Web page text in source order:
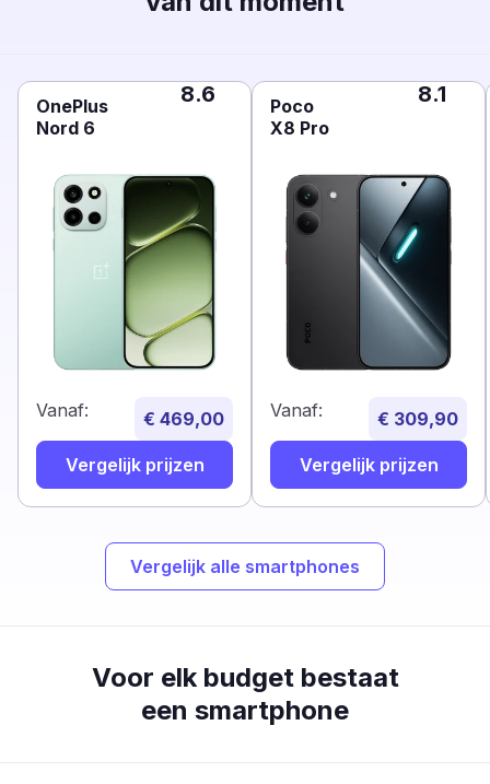
OnePlus
Nord 6
8.6
Vanaf: € 469,00
Vergelijk prijzen
Poco
X8 Pro
8.1
Vanaf: € 309,90
Vergelijk prijzen
Vergelijk alle smartphones
Voor elk budget bestaat
een smartphone